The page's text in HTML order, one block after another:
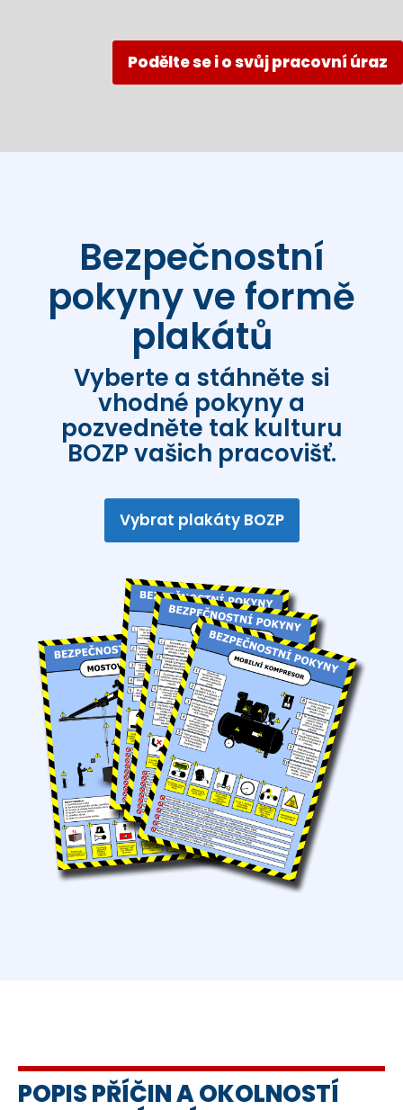
Podělte se i o svůj pracovní úraz
Bezpečnostní
pokyny ve formě
plakátů
Vyberte a stáhněte si
vhodné pokyny a
pozvedněte tak kulturu
BOZP vašich pracovišť.
Vybrat plakáty BOZP
POPIS PŘÍČIN A OKOLNOSTÍ